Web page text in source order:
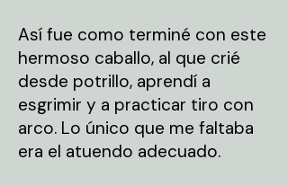
Así fue como terminé con este
hermoso caballo, al que crié
desde potrillo, aprendí a
esgrimir y a practicar tiro con
arco. Lo único que me faltaba
era el atuendo adecuado.